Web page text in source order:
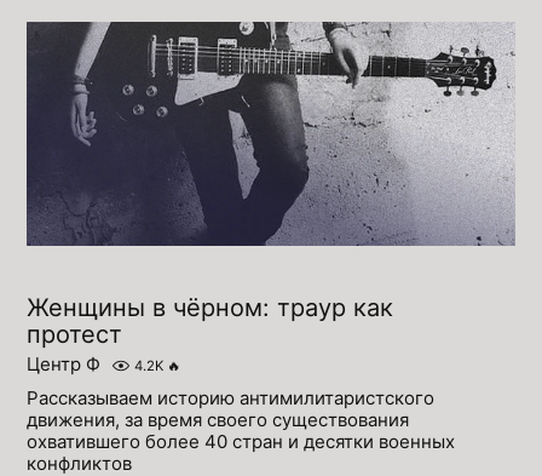
Женщины в чёрном: траур как
протест
Центр Ф 4.2K 🔥
Рассказываем историю антимилитаристского
движения, за время своего существования
охватившего более 40 стран и десятки военных
конфликтов